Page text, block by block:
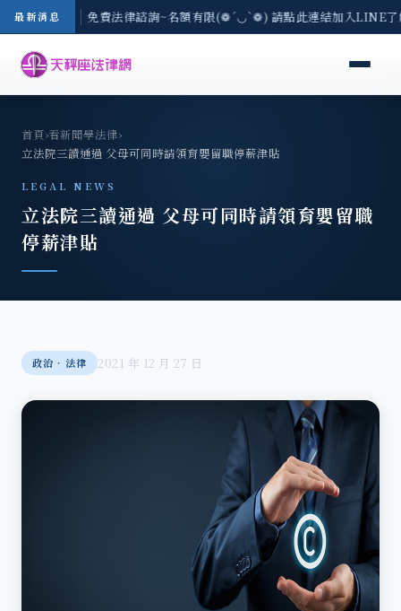
最新消息
-8/3(一) 現場免費法律諮詢~名額有限(❁´◡`❁) 請點此連結加入LINE
首頁›看新聞學法律›
立法院三讀通過 父母可同時請領育嬰留職停薪津貼
LEGAL NEWS
立法院三讀通過 父母可同時請領育嬰留職
停薪津貼
政治‧法律 2021 年 12 月 27 日